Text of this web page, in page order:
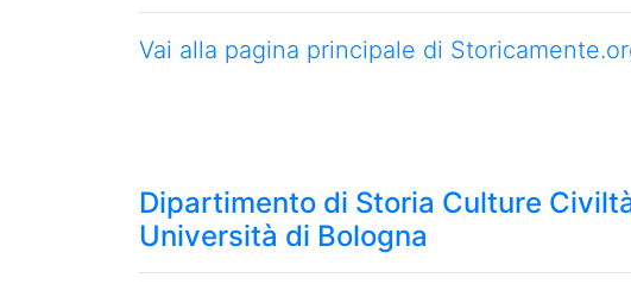
Vai alla pagina principale di
Dipartimento di Storia Culture
Università di Bologna